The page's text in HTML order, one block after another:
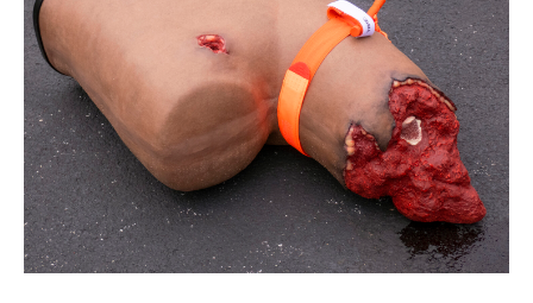
製品をキーワードで検索
検索
オンラインショップ
English 日本語